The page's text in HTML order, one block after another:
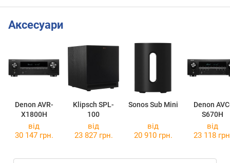
Аксесуари
Denon AVR-
X1800H
Klipsch SPL-
100
Sonos Sub Mini
Denon
S670H
від
30 147 грн.
від
23 827 грн.
від
20 910 грн.
від
23 118